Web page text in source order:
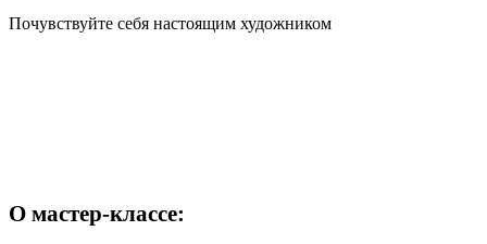
Почувствуйте себя настоящим художником
О мастер-классе: